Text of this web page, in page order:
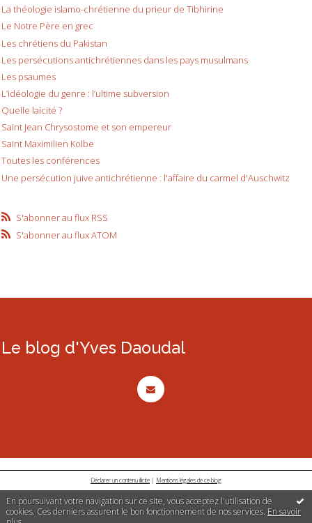
En poursuivant votre navigation sur ce site, vous acceptez l'utilisation de
cookies. Ces derniers assurent le bon fonctionnement de nos services. En savoir
La théologie islamo-chrétienne du prieur de Tibhirine
Le Notre Père en grec
Les chrétiens du Pakistan
Les persécutions antichrétiennes dans les pays musulmans
Les psaumes
L’idéologie du genre : l’ultime subversion
Quelle laïcité ?
Saint Jean Chrysostome et son empereur
Saint Maximilien Kolbe
Toutes les conférences
Une persécution juive antichrétienne : l'affaire du carmel d'Auschwitz
S'abonner au flux RSS
S'abonner au flux ATOM
Le blog d'Yves Daoudal
Déclarer un contenu illicite | Mentions légales de ce blog